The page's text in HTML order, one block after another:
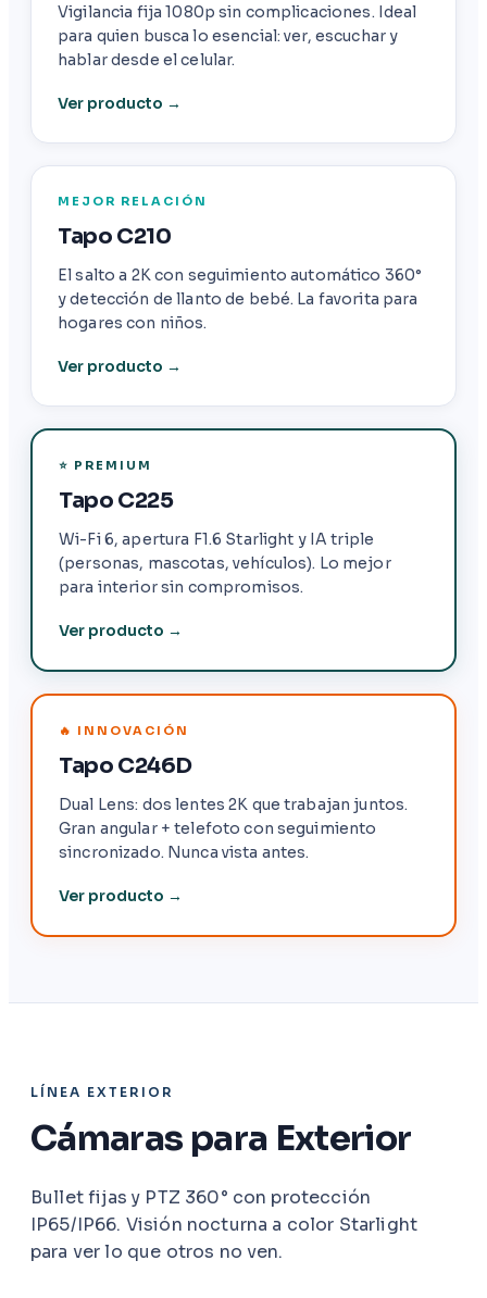
Vigilancia fija 1080p sin complicaciones. Ideal
para quien busca lo esencial: ver, escuchar y
hablar desde el celular.
Ver producto →
MEJOR RELACIÓN
Tapo C210
El salto a 2K con seguimiento automático 360°
y detección de llanto de bebé. La favorita para
hogares con niños.
Ver producto →
⭐ PREMIUM
Tapo C225
Wi-Fi 6, apertura F1.6 Starlight y IA triple
(personas, mascotas, vehículos). Lo mejor
para interior sin compromisos.
Ver producto →
🔥 INNOVACIÓN
Tapo C246D
Dual Lens: dos lentes 2K que trabajan juntos.
Gran angular + telefoto con seguimiento
sincronizado. Nunca vista antes.
Ver producto →
LÍNEA EXTERIOR
Cámaras para Exterior
Bullet fijas y PTZ 360° con protección
IP65/IP66. Visión nocturna a color Starlight
para ver lo que otros no ven.